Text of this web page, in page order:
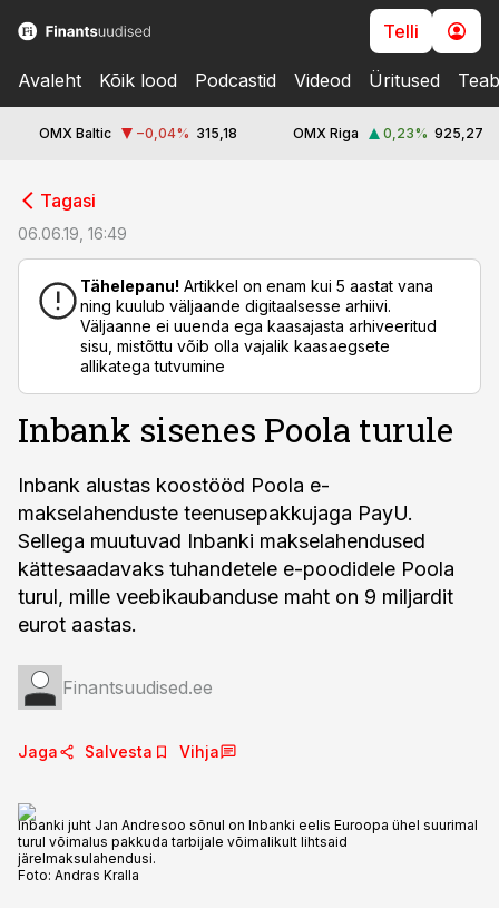
Telli
Avaleht Kõik lood Podcastid Videod Üritused
OMX Baltic −0,04% 315,18 OMX Riga 0,23% 925,27
Tagasi
06.06.19, 16:49
Tähelepanu! Artikkel on enam kui 5 aastat vana
ning kuulub väljaande digitaalsesse arhiivi.
Väljaanne ei uuenda ega kaasajasta arhiveeritud
sisu, mistõttu võib olla vajalik kaasaegsete
allikatega tutvumine
Inbank sisenes Poola turule
Inbank alustas koostööd Poola e-
makselahenduste teenusepakkujaga PayU.
Sellega muutuvad Inbanki makselahendused
kättesaadavaks tuhandetele e-poodidele Poola
turul, mille veebikaubanduse maht on 9 miljardit
eurot aastas.
Finantsuudised.ee
Jaga Salvesta Vihja
Inbanki juht Jan Andresoo sõnul on Inbanki eelis Euroopa ühel suurimal
turul võimalus pakkuda tarbijale võimalikult lihtsaid
järelmaksulahendusi.
Foto: Andras Kralla